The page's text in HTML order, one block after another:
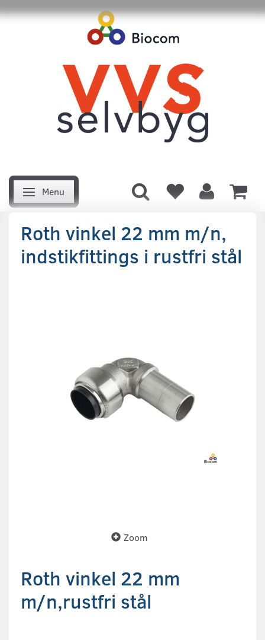
Skifte navigation
Menu
Roth vinkel 22 mm m/n,
indstikfittings i rustfri stål
Zoom
Roth vinkel 22 mm
m/n,rustfri stål